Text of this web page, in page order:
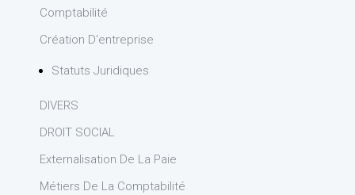
Comptabilité
Création D'entreprise
Statuts Juridiques
DIVERS
DROIT SOCIAL
Externalisation De La Paie
Métiers De La Comptabilité